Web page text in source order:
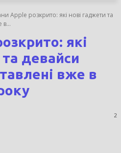
Apple розкрито: які нові гаджети та
в...
які
девайси
вже в
2